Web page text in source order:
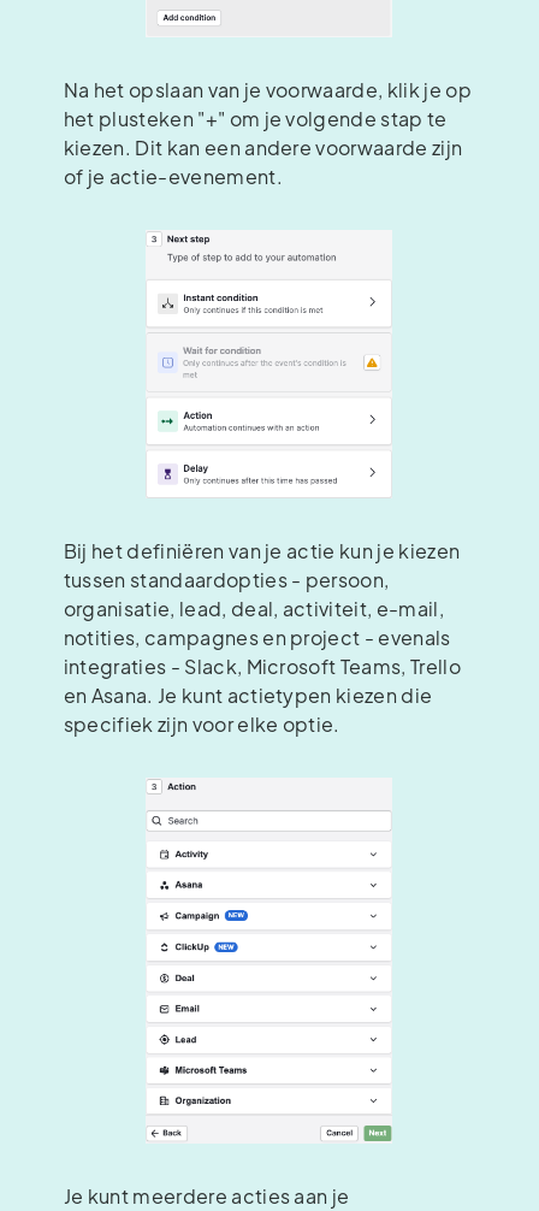
Na het opslaan van je voorwaarde, klik je op
het plusteken "+" om je volgende stap te
kiezen. Dit kan een andere voorwaarde zijn
of je actie-evenement.
Bij het definiëren van je actie kun je kiezen
tussen standaardopties - persoon,
organisatie, lead, deal, activiteit, e-mail,
notities, campagnes en project - evenals
integraties - Slack, Microsoft Teams, Trello
en Asana. Je kunt actietypen kiezen die
specifiek zijn voor elke optie.
Je kunt meerdere acties aan je